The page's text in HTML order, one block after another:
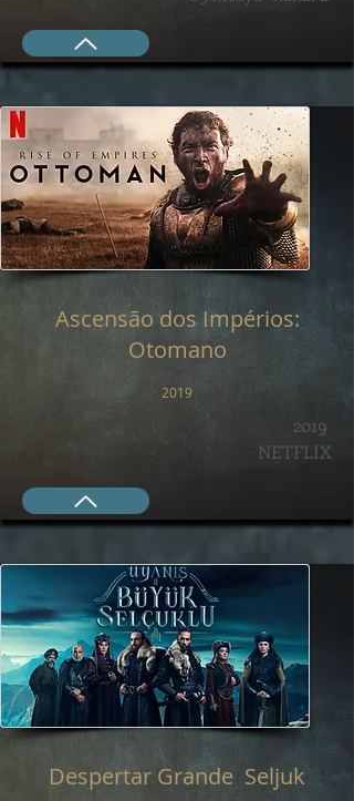
Ascensão dos Impérios:
Otomano
2019
2019
NETFLIX
Despertar Grande Seljuk